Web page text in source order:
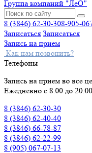
Группа компаний "ЛеО"
8 (3846) 62-30-308-905-
Записаться Записаться
Запись на прием
Как нам позвонить?
Телефоны
Запись на прием во все
Ежедневно с 8.00 до 20.00
8 (3846) 62-30-30
8 (3846) 62-40-40
8 (3846) 66-78-87
8 (3846) 62-22-99
8 (905) 067-07-13